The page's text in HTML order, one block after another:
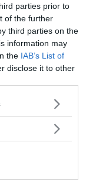
parties prior to
of the further
third parties on the
information may
the IAB’s List of
disclose it to other
or more Google
You may click to
in below Google
Menashe en
handläggare för
Epstein
i New
åklagare talar